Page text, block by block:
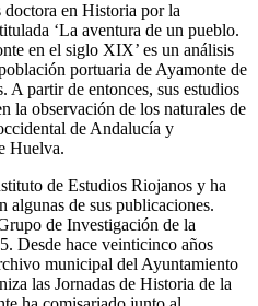
en Historia por la
‘La aventura de un pueblo.
en el siglo XIX’ es un análisis
portuaria de Ayamonte de
A partir de entonces, sus estudios
la observación de los naturales de
de Andalucía y
Huelva.
de Estudios Riojanos y ha
algunas de sus publicaciones.
de Investigación de la
Desde hace veinticinco años
municipal del Ayuntamiento
las Jornadas de Historia de la